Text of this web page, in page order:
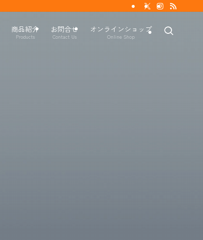
商品紹介
Products
お問合せ
Contact Us
オンラインショップ
Online Shop